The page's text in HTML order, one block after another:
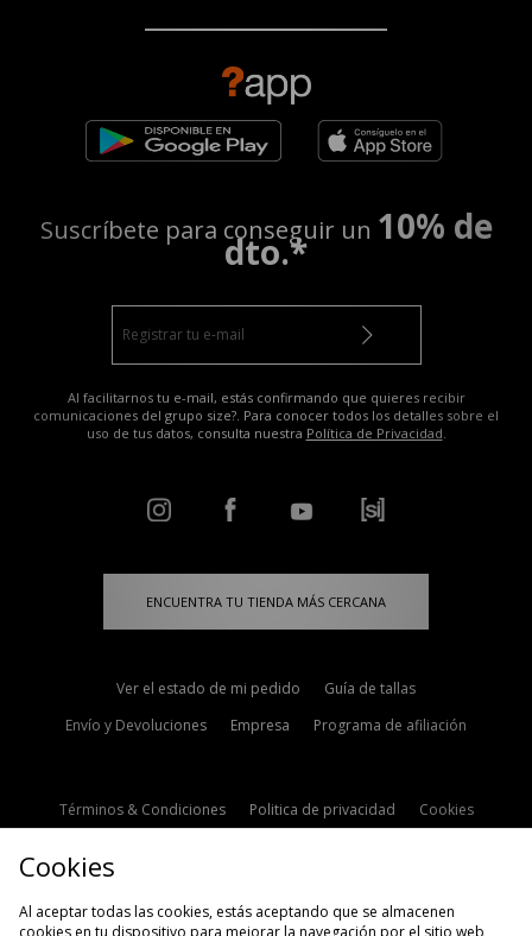
Suscríbete para conseguir un 10% de
dto.*
Al facilitarnos tu e-mail, estás confirmando que quieres recibir
comunicaciones del grupo size?. Para conocer todos los detalles sobre el
uso de tus datos, consulta nuestra Política de Privacidad
ENCUENTRA TU TIENDA MÁS CERCANA
Ver el estado de mi pedido
Guía de tallas
Envío y Devoluciones
Empresa Programa de afiliación
Términos & Condiciones Politica de privacidad
Cookies
Cookies
Al aceptar todas las cookies, estás aceptando que se almacenen
cookies en tu dispositivo para mejorar la navegación por el sitio web,